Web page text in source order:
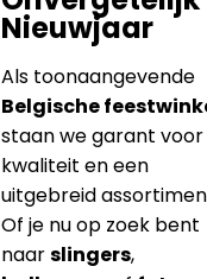
voor persoonlijk
bestel gemakkelijk via
onzewebshop.
Las Fiestas:
Jouw Partner
voor een
Onvergetelijk
Nieuwjaar